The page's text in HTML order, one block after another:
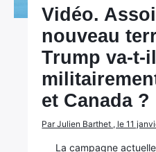
Vidéo.
nouveau
Trump va-t-
et Canada ?
Par Julien Barthet , le 11
La campagne